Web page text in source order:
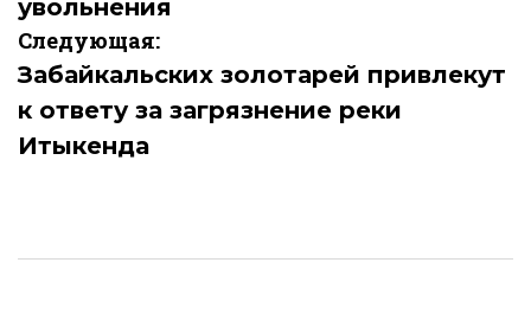
увольнения
Следующая:
Забайкальских золотарей привлекут
к ответу за загрязнение реки
Итыкенда